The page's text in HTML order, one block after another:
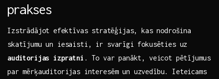
⁣prakses
Izstrādājot ⁣efektīvas ⁣stratēģijas, kas nodrošina
skatījumu un iesaisti, ir svarīgi⁤ fokusēties uz​
auditorijas izpratni . To var⁣ panākt, veicot pētījumus
par mērķauditorijas​ interesēm un uzvedību. Ieteicams